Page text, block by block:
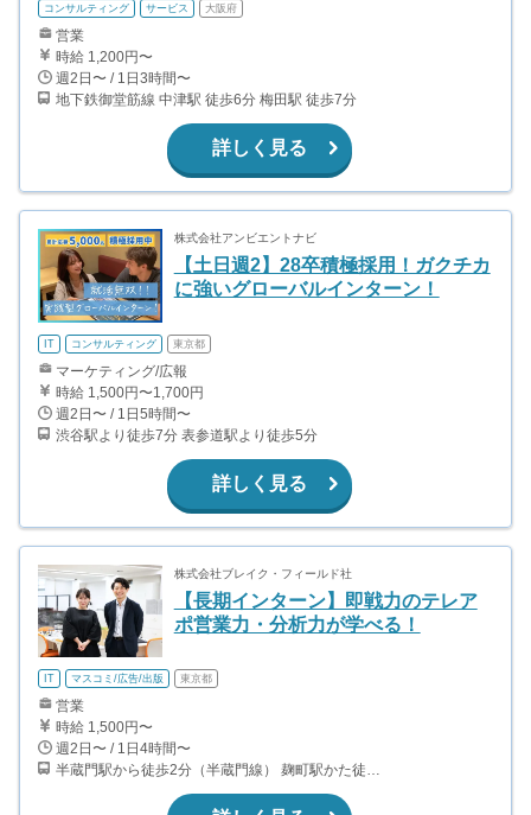
コンサルティング サービス 大阪府
営業
時給 1,200円〜
週2日〜 / 1日3時間〜
地下鉄御堂筋線 中津駅 徒歩6分 梅田駅 徒歩7分
詳しく見る
株式会社アンビエントナビ
【土日週2】28卒積極採用！ガクチカ
に強いグローバルインターン！
IT コンサルティング 東京都
マーケティング/広報
時給 1,500円〜1,700円
週2日〜 / 1日5時間〜
渋谷駅より徒歩7分 表参道駅より徒歩5分
詳しく見る
株式会社ブレイク・フィールド社
【長期インターン】即戦力のテレア
ポ営業力・分析力が学べる！
IT マスコミ/広告/出版 東京都
営業
時給 1,500円〜
週2日〜 / 1日4時間〜
半蔵門駅から徒歩2分（半蔵門線） 麹町駅かた徒歩10分（有楽町線）